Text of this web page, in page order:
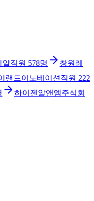
알직원 578명
창원레
랜드이노베이션 직원 222
하이젠알앤엠주식회